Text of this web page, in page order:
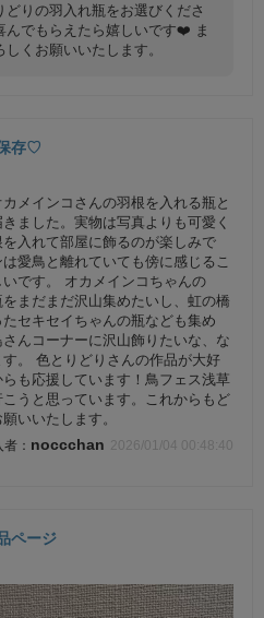
りの羽入れ瓶をお選びくださ
んでもらえたら嬉しいです❤️ ま
くお願いいたします。
存♡
メインコさんの羽根を入れる瓶と
ました。実物は写真よりも可愛く
入れて部屋に飾るのが楽しみで
愛鳥と離れていても傍に感じるこ
いです。 オカメインコちゃんの
まだまだ沢山集めたいし、虹の橋
セキセイちゃんの瓶なども集め
んコーナーに沢山飾りたいな、な
す。 色とりどりさんの作品が大好
らも応援しています！鳥フェス浅草
うと思っています。これからもど
いいたします。
noccchan 2026/01/04 00:48:40
ページ